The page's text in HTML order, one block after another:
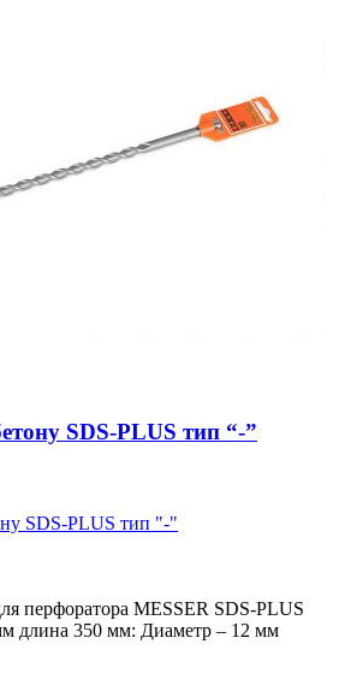
SDS-PLUS тип “-”
SDS-PLUS тип "-"
перфоратора MESSER SDS-PLUS
длина 350 мм: Диаметр – 12 мм